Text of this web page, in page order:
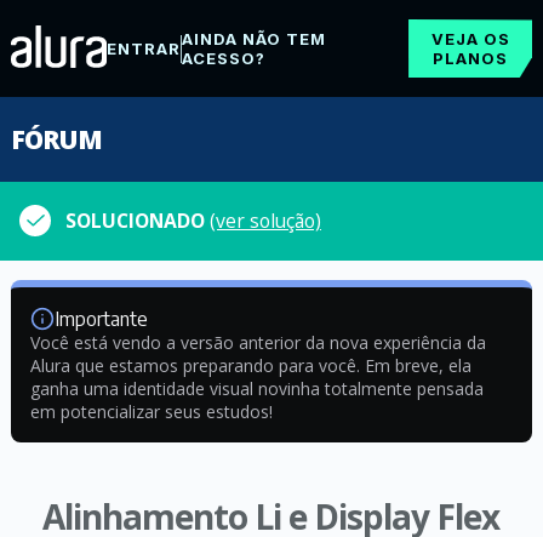
ENTRARAINDA NÃO TEM
ACESSO?
VEJA OS
PLANOS
FÓRUM
SOLUCIONADO(ver solução)
Importante
Você está vendo a versão anterior da nova experiência da
Alura que estamos preparando para você. Em breve, ela
ganha uma identidade visual novinha totalmente pensada
em potencializar seus estudos!
Alinhamento Li e Display Flex